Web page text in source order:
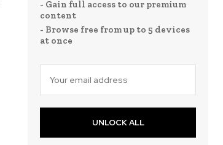
- Gain full access to our premium
content
- Browse free from up to 5 devices
at once
UNLOCK ALL